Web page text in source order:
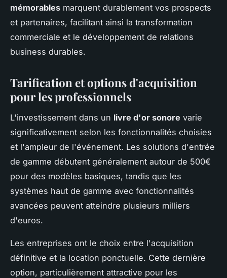
mémorables marquent durablement vos prospects
et partenaires, facilitant ainsi la transformation
commerciale et le développement de relations
business durables.
Tarification et options d'acquisition
pour les professionnels
L'investissement dans un livre d'or sonore varie
significativement selon les fonctionnalités choisies
et l'ampleur de l'événement. Les solutions d'entrée
de gamme débutent généralement autour de 500€
pour des modèles basiques, tandis que les
systèmes haut de gamme avec fonctionnalités
avancées peuvent atteindre plusieurs milliers
d'euros.
Les entreprises ont le choix entre l'acquisition
définitive et la location ponctuelle. Cette dernière
option, particulièrement attractive pour les